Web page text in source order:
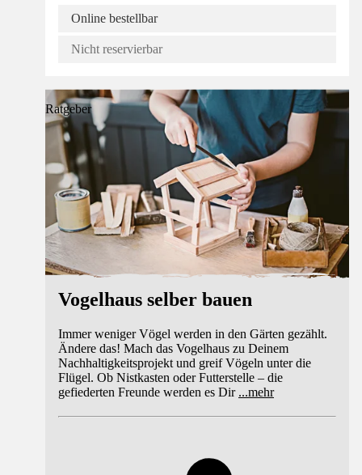
Online bestellbar
Nicht reservierbar
Ratgeber
Vogelhaus selber bauen
Immer weniger Vögel werden in den Gärten gezählt.
Ändere das! Mach das Vogelhaus zu Deinem
Nachhaltigkeitsprojekt und greif Vögeln unter die
Flügel. Ob Nistkasten oder Futterstelle – die
gefiederten Freunde werden es Dir ...mehr